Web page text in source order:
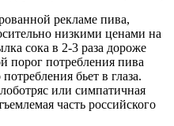
рекламе пива,
низкими ценами на
сока в 2-3 раза дороже
порог потребления пива
бьет в глаза.
или симпатичная
часть российского